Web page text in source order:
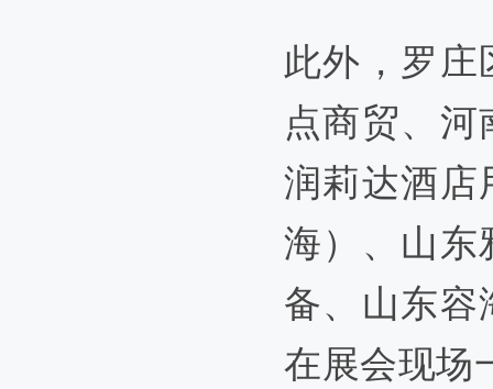
此外，罗
点商贸、
润莉达酒店
海）、山东
备、山东
在展会现场